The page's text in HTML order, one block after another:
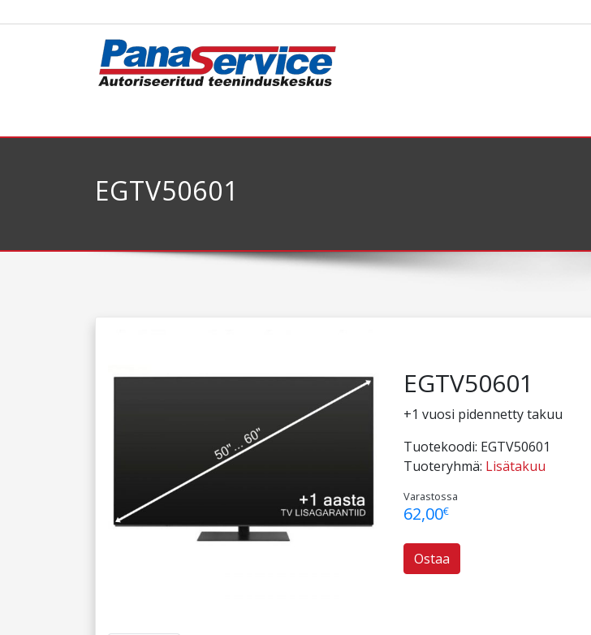
EGTV50601
EGTV50601
+1 vuosi pidennetty takuu
Tuotekoodi: EGTV50601
Tuoteryhmä: Lisätakuu
Varastossa
62,00€
Ostaa